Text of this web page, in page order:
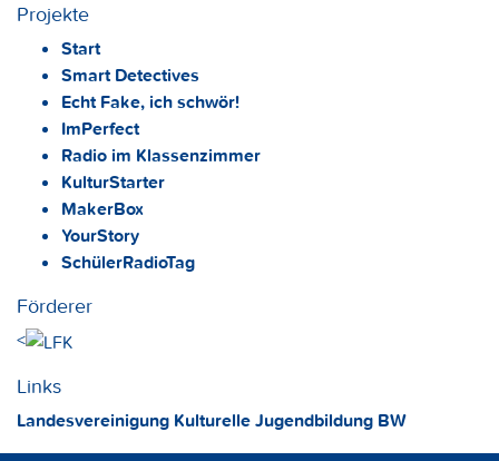
Projekte
Start
Smart Detectives
Echt Fake, ich schwör!
ImPerfect
Radio im Klassenzimmer
KulturStarter
MakerBox
YourStory
SchülerRadioTag
Förderer
<
Links
Landesvereinigung Kulturelle Jugendbildung BW